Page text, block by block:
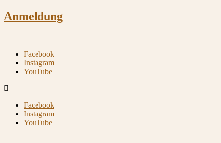
Anmeldung
Facebook
Instagram
YouTube
Facebook
Instagram
YouTube